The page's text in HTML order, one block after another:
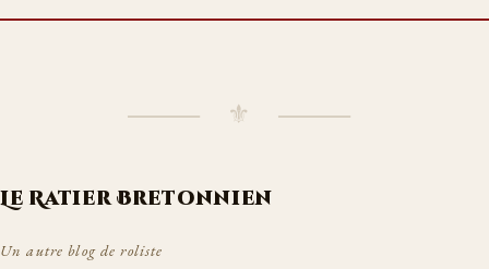
⸻ ⚜ ⸻
Le Ratier Bretonnien
Un autre blog de roliste